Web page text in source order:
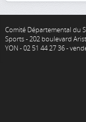
Comité Départemental du
Sports - 202 boulevard
YON - 02 51 44 27 36 -